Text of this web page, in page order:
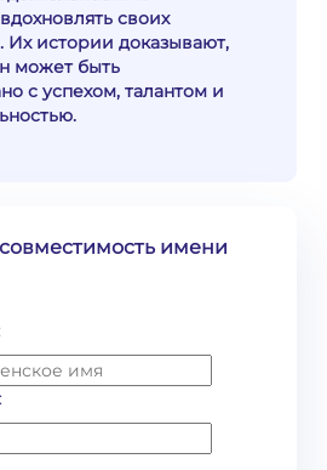
своих
Их истории доказывают,
может быть
с успехом, талантом и
имени